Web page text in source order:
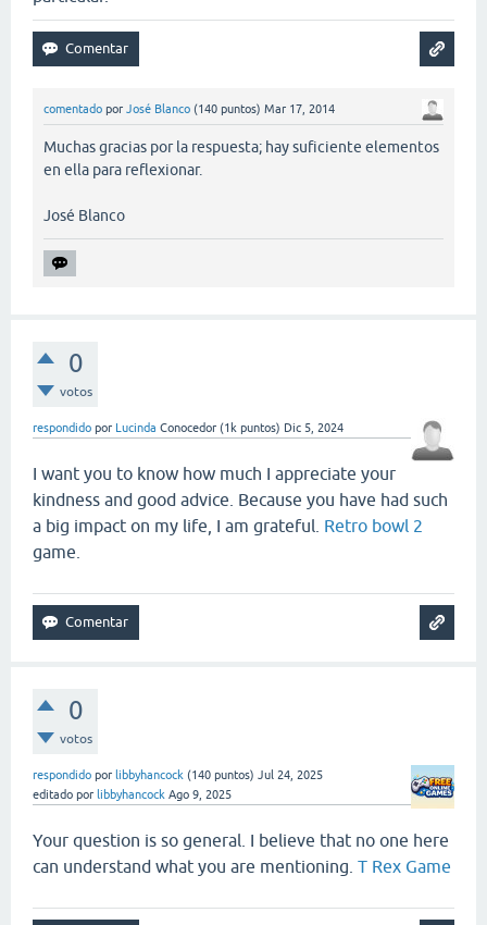
comentado por José Blanco (140 puntos) Mar 17, 2014
Muchas gracias por la respuesta; hay suficiente elementos
en ella para reflexionar.
José Blanco
0
votos
respondido por Lucinda Conocedor (1k puntos) Dic 5, 2024
I want you to know how much I appreciate your
kindness and good advice. Because you have had such
a big impact on my life, I am grateful. Retro bowl 2
game.
0
votos
respondido por libbyhancock (140 puntos) Jul 24, 2025
editado por libbyhancock Ago 9, 2025
Your question is so general. I believe that no one here
can understand what you are mentioning. T Rex Game